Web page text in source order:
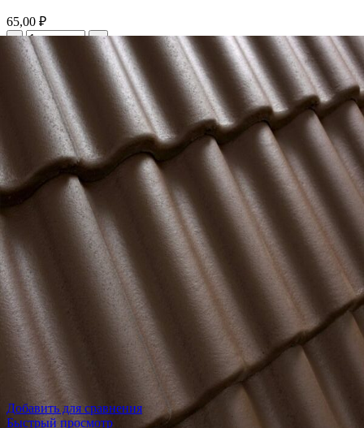
65,00 ₽
В корзину
Артикул:16120-01
Вес
Габариты 420,0 × 330,0 × 65,0 см
Упаковка 240 шт./поддон
Добавить для сравнения
Быстрый просмотр